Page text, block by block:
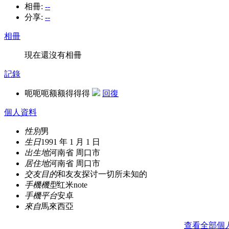
相冊: --
分享: --
相冊
現在還沒有相冊
記錄
呃呃呃额额得得得 回復
個人資料
性別男
生日1991 年 1 月 1 日
出生地河南省 周口市
居住地河南省 周口市
交友目的和友友探讨一切所未知的
手機機型红米note
手機平台安卓
來自馬來西亞
查看全部個